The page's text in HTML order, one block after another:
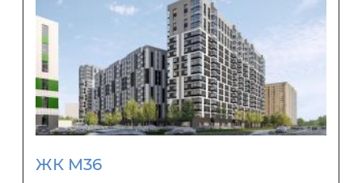
ЖК М36